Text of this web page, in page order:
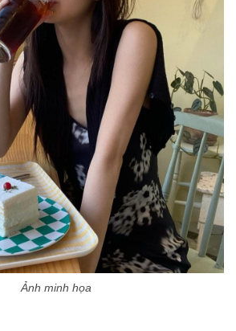
Ảnh minh họa